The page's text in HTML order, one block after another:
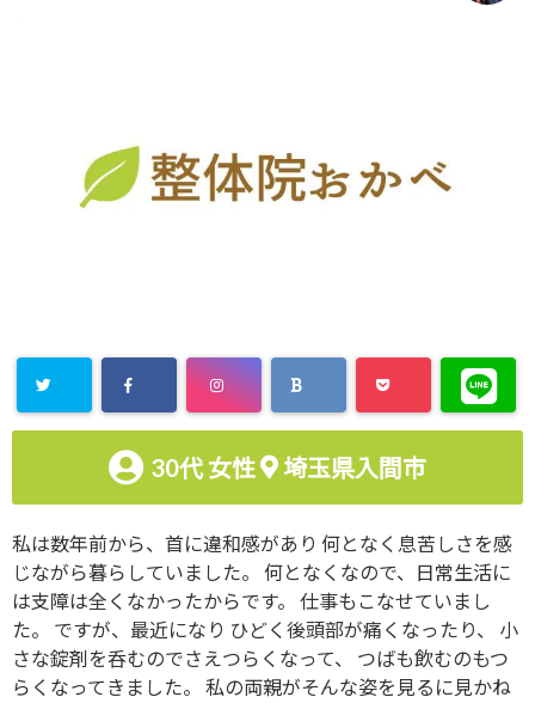
30代 女性 埼玉県入間市
私は数年前から、首に違和感があり 何となく息苦しさを感
じながら暮らしていました。 何となくなので、日常生活に
は支障は全くなかったからです。 仕事もこなせていまし
た。 ですが、最近になり ひどく後頭部が痛くなったり、 小
さな錠剤を呑むのでさえつらくなって、 つばも飲むのもつ
らくなってきました。 私の両親がそんな姿を見るに見かね